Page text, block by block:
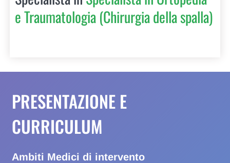
e Traumatologia (Chirurgia della spalla)
PRESENTAZIONE E
CURRICULUM
Ambiti Medici di intervento